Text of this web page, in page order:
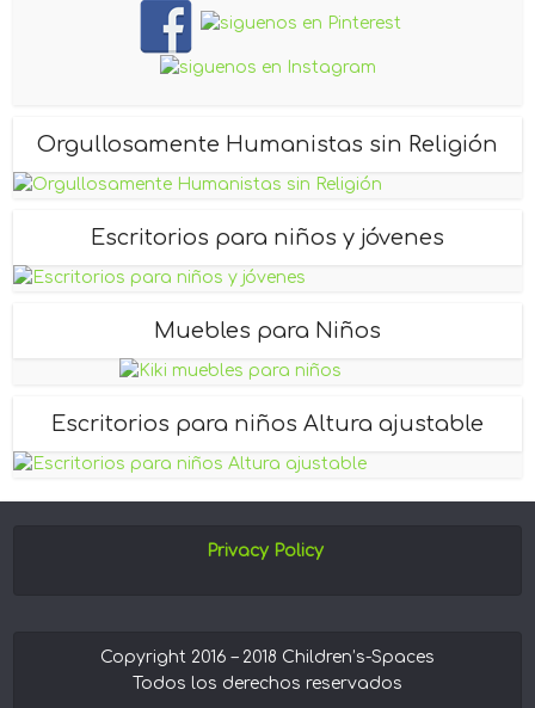
Orgullosamente Humanistas sin Religión
Escritorios para niños y jóvenes
Muebles para Niños
Escritorios para niños Altura ajustable
Privacy Policy
Copyright 2016 – 2018 Children’s-Spaces
Todos los derechos reservados